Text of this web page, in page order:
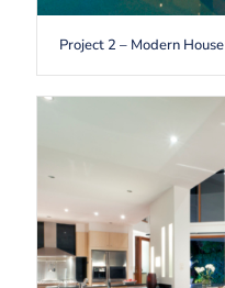
Project 2 – Modern House